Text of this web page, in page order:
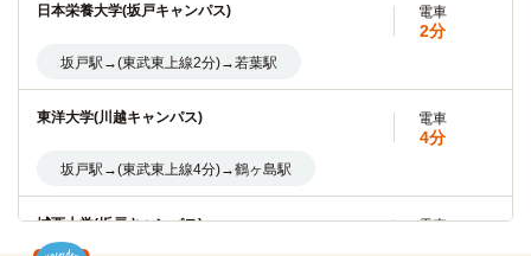
日本栄養大学(坂戸キャンパス) 電車
2分
坂戸駅→(東武東上線2分)→若葉駅
東洋大学(川越キャンパス) 電車
4分
坂戸駅→(東武東上線4分)→鶴ヶ島駅
城西大学(坂戸キャンパス) 電車